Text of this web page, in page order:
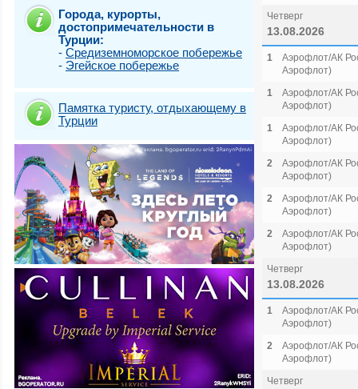
Города, курорты,
достопримечательности в
Турции:
- Средиземноморское побережье
- Эгейское побережье
Памятка туристу, отдыхающему в
Турции
Четверг
13.08.2026
1
Аэрофлот/АК
Аэрофлот)
1
Аэрофлот/АК
Аэрофлот)
1
Аэрофлот/АК
Аэрофлот)
2
Аэрофлот/АК
Аэрофлот)
2
Аэрофлот/АК
Аэрофлот)
2
Аэрофлот/АК
Аэрофлот)
Четверг
13.08.2026
1
Аэрофлот/АК
Аэрофлот)
2
Аэрофлот/АК
Аэрофлот)
Четверг